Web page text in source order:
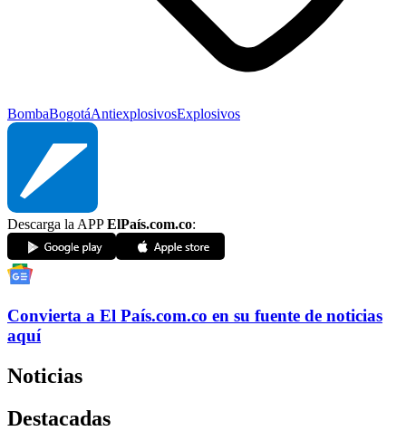
BombaBogotáAntiexplosivosExplosivos
Descarga la APPElPaís.com.co:
Convierta a El País.com.co en su fuente de noticias
aquí
Noticias
Destacadas